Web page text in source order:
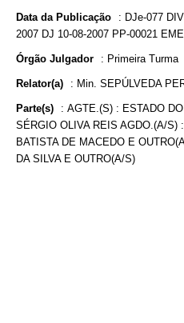
Data da Publicação : DJe-077
2007 DJ 10-08-2007 PP-00021
Órgão Julgador : Primeira Turma
Relator(a) : Min. SEPÚLVEDA
Parte(s) : AGTE.(S) : ESTADO
SÉRGIO OLIVA REIS AGDO.(A/S)
BATISTA DE MACEDO E
DA SILVA E OUTRO(A/S)